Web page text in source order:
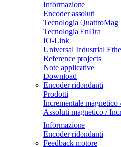
Informazione
Encoder assoluti
Tecnologia QuattroMag
Tecnologia EnDra
IO-Link
Universal Industrial
Reference projects
Note applicative
Download
Encoder ridondanti
Prodotti
Incrementale magnetico
Assoluti magnetico /
Informazione
Encoder ridondanti
Feedback motore